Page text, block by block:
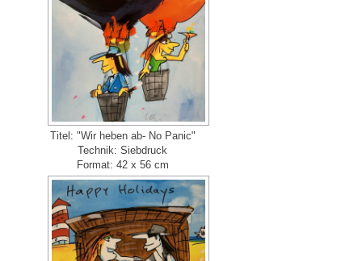
Titel: "Wir heben ab- No Panic"
Technik: Siebdruck
Format: 42 x 56 cm